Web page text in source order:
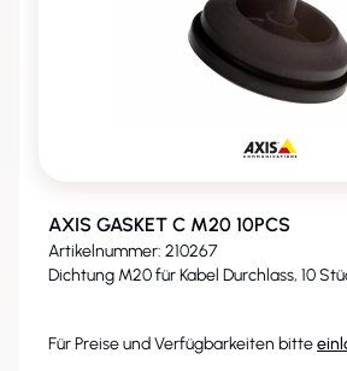
AXIS GASKET C M20 10PCS
Artikelnummer: 210267
Dichtung M20 für Kabel Durchlass, 10
Für Preise und Verfügbarkeiten bitte